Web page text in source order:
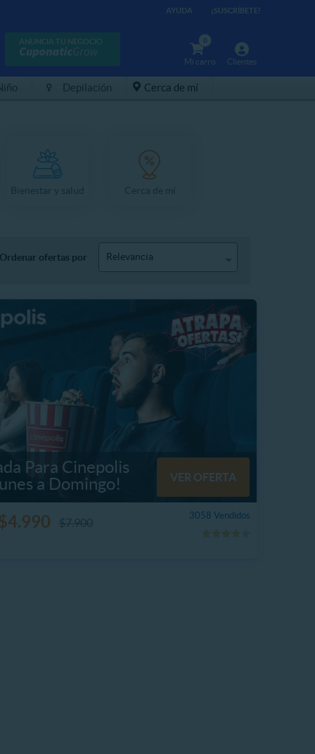
AYUDA ¡SUSCRÍBETE!
ANUNCIA TU NEGOCIO
Clientes
0
Mi carro
Depilación Cerca de mí
Ordenar ofertas por Relevancia
Para Cinepolis
a Domingo!
VER OFERTA
3058 Vendidos